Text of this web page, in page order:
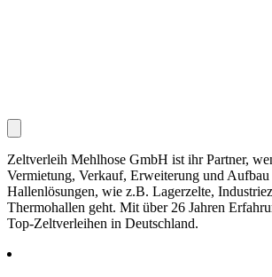
Zeltverleih Mehlhose GmbH ist ihr Partner,
Vermietung, Verkauf, Erweiterung und
Hallenlösungen, wie z.B. Lagerzelte,
Thermohallen geht. Mit über 26 Jahren
Top-Zeltverleihen in Deutschland.